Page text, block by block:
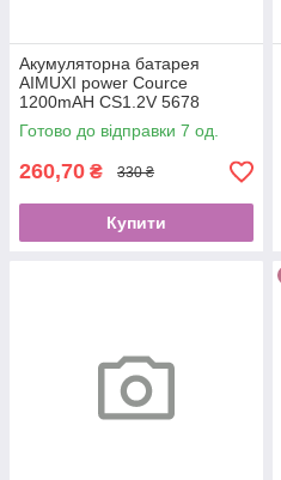
Акумуляторна батарея
AIMUXI power Cource
1200mAH CS1.2V 5678
Готово до відправки 7 од.
260,70 ₴ 330 ₴
Купити